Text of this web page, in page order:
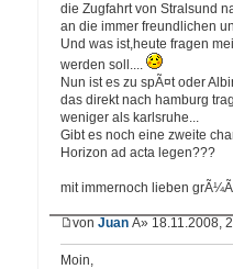
die Zugfahrt von Stralsund
an die immer freundlichen
Und was ist,heute fragen
werden soll....
Nun ist es zu spÃ¤t oder
das direkt nach hamburg
weniger als karlsruhe...
Gibt es noch eine zweite
Horizon ad acta legen???
mit immernoch lieben
von Juan Â» 18.11.2008,
Moin,